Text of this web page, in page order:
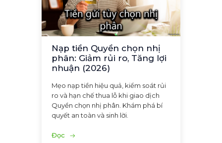
Nạp tiền Quyền chọn nhị
phân: Giảm rủi ro, Tăng lợi
nhuận (2026)
Mẹo nạp tiền hiệu quả, kiểm soát rủi
ro và hạn chế thua lỗ khi giao dịch
Quyền chọn nhị phân. Khám phá bí
quyết an toàn và sinh lời.
Đọc